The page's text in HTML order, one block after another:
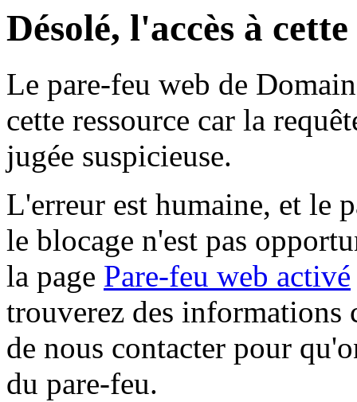
Désolé, l'accès à
Le pare-feu web de
cette ressource car la
jugée suspicieuse.
L'erreur est humaine, et le
le blocage n'est pas
la page Pare-feu web activé
trouverez des informations
de nous contacter pour
du pare-feu.